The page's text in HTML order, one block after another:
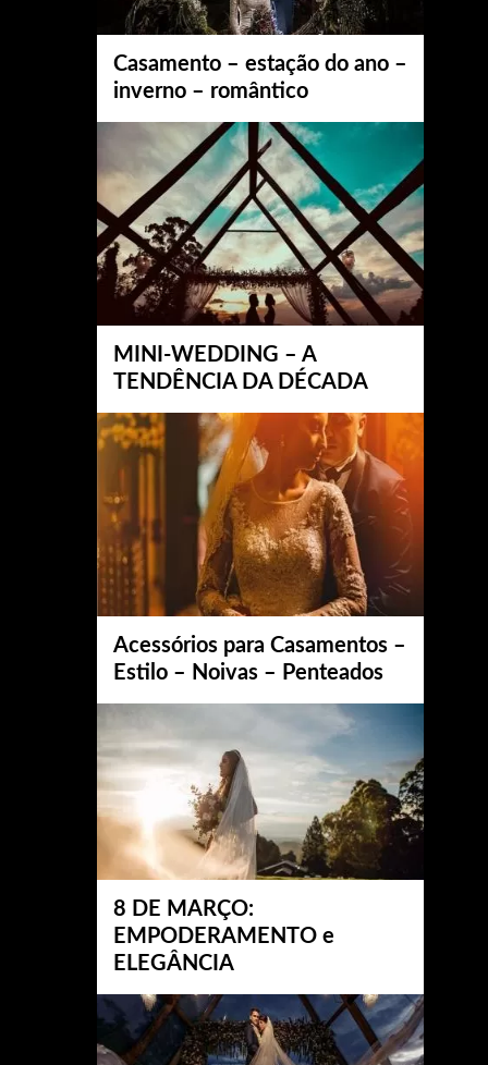
Casamento – estação do ano –
inverno – romântico
MINI-WEDDING – A
TENDÊNCIA DA DÉCADA
Acessórios para Casamentos –
Estilo – Noivas – Penteados
8 DE MARÇO:
EMPODERAMENTO e
ELEGÂNCIA